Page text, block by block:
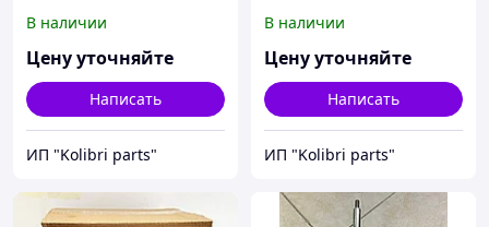
В наличии
Цену уточняйте
Написать
ИП "Kolibri parts"
В наличии
Цену уточняйте
Написать
ИП "Kolibri parts"